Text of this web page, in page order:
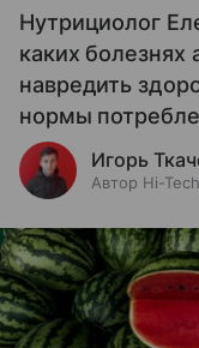
Нутрициолог
каких болезнях
навредить
нормы
Игорь
Автор Hi-